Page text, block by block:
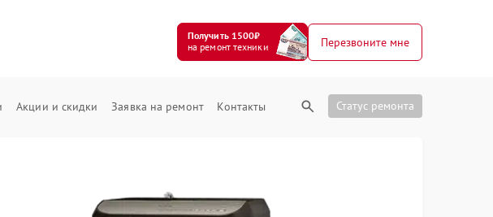
Получить 1500₽
на ремонт техники
Перезвоните мне
Акции и скидки Заявка на ремонт Контакты Статус ремонта